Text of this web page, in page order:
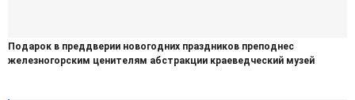
Подарок в преддверии новогодних праздников преподнес
железногорским ценителям абстракции краеведческий музей